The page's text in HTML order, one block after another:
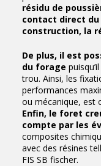
résidu de
contact direct
construction, la
De plus, il est
du forage
trou. Ainsi, les
performances
ou mécanique, est
Enfin, le foret
compte par les
composites
avec des résines
FIS SB fischer.